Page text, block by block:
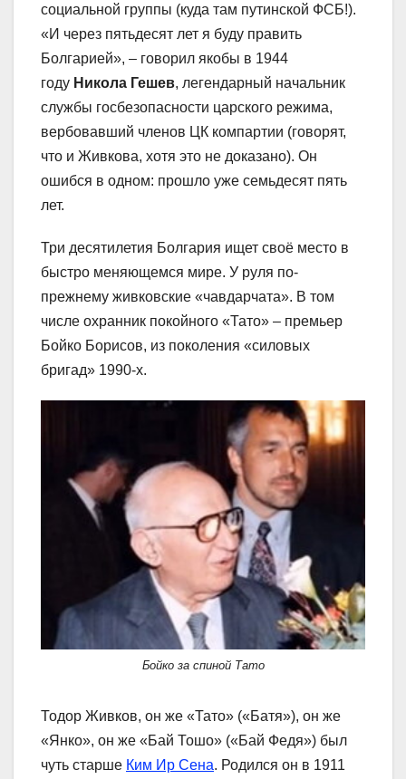
социальной группы (куда там путинской ФСБ!).
«И через пятьдесят лет я буду править
Болгарией», – говорил якобы в 1944
году Никола Гешев, легендарный начальник
службы госбезопасности царского режима,
вербовавший членов ЦК компартии (говорят,
что и Живкова, хотя это не доказано). Он
ошибся в одном: прошло уже семьдесят пять
лет.
Три десятилетия Болгария ищет своё место в
быстро меняющемся мире. У руля по-
прежнему живковские «чавдарчата». В том
числе охранник покойного «Тато» – премьер
Бойко Борисов, из поколения «силовых
бригад» 1990-х.
Бойко за спиной Тато
Тодор Живков, он же «Тато» («Батя»), он же
«Янко», он же «Бай Тошо» («Бай Федя») был
чуть старше Ким Ир Сена. Родился он в 1911